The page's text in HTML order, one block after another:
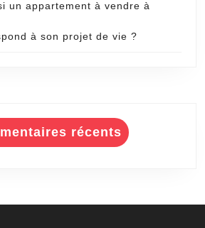
un appartement à vendre à
à son projet de vie ?
récents